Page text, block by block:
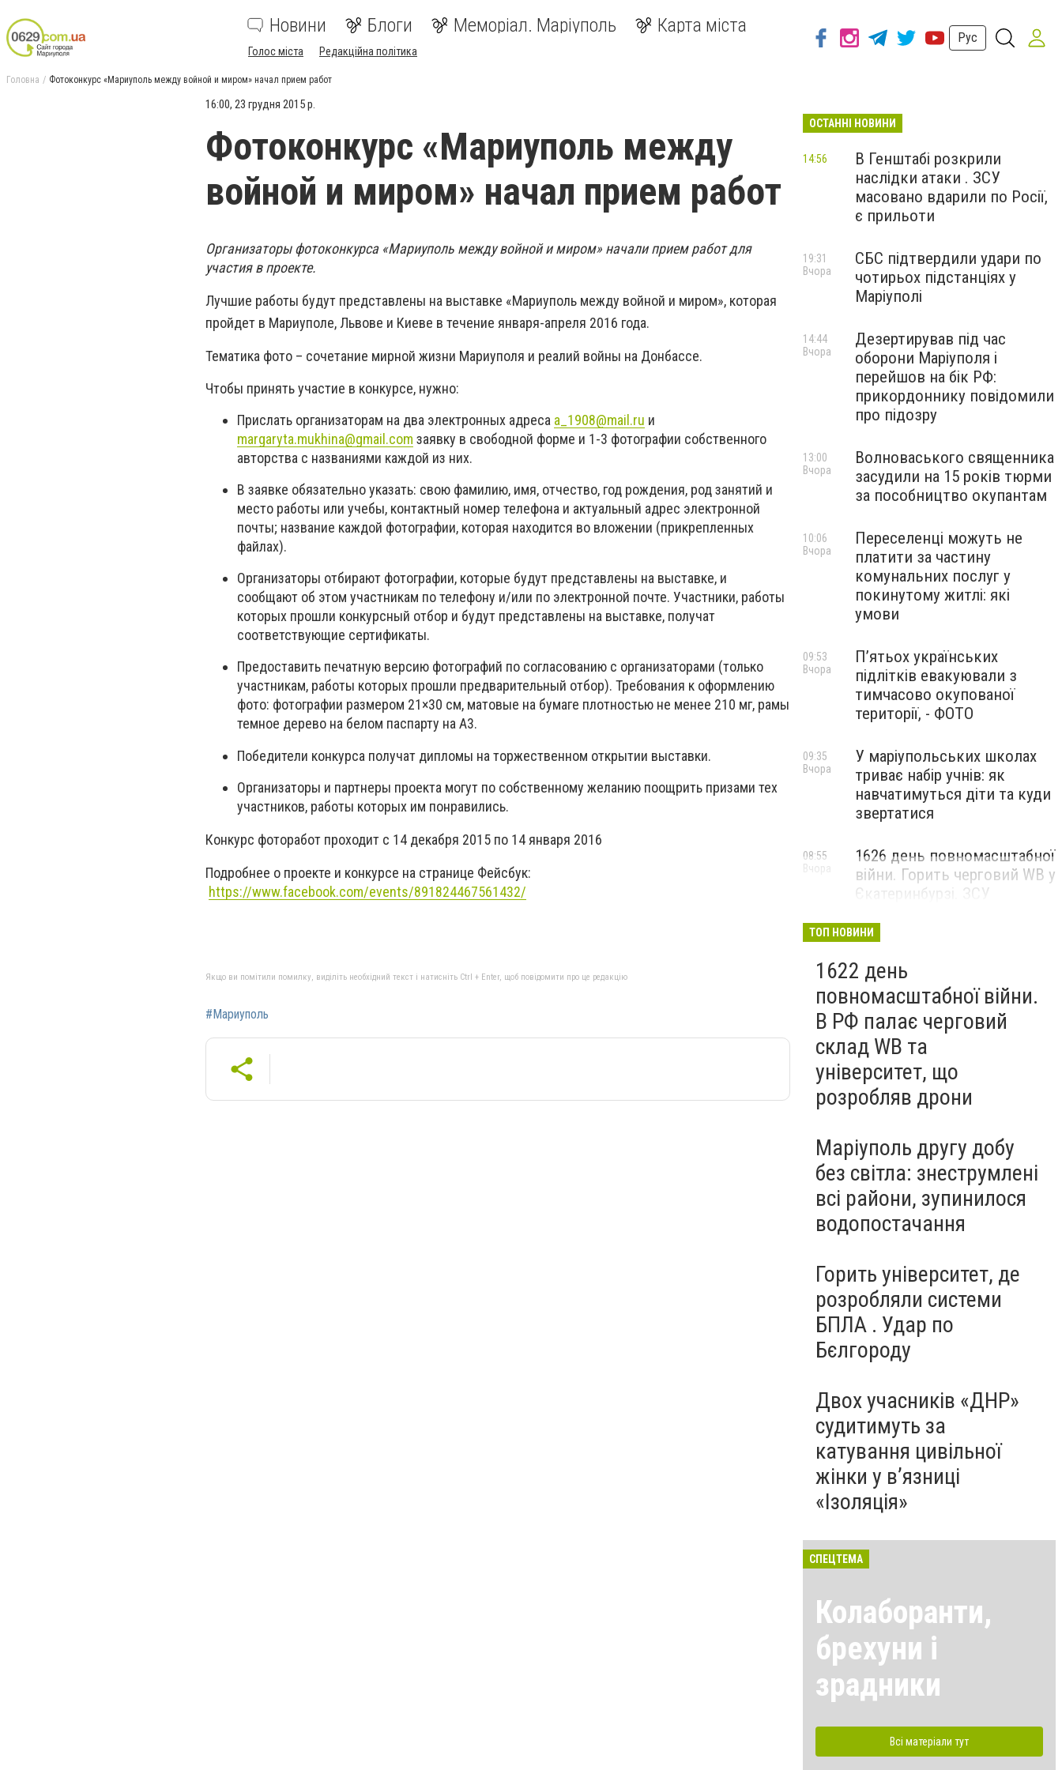
Новини Блоги Меморіал. Маріуполь Карта міста
Голос міста Редакційна політика
Рус
Головна Фотоконкурс «Мариуполь между войной и миром» начал прием работ
16:00, 23 грудня 2015 р.
Фотоконкурс «Мариуполь между
войной и миром» начал прием работ
Организаторы фотоконкурса «Мариуполь между войной и миром» начали прием работ для
участия в проекте.
Лучшие работы будут представлены на выставке «Мариуполь между войной и миром», которая
пройдет в Мариуполе, Львове и Киеве в течение января-апреля 2016 года.
Тематика фото – сочетание мирной жизни Мариуполя и реалий войны на Донбассе.
Чтобы принять участие в конкурсе, нужно:
Прислать организаторам на два электронных адреса a_1908@mail.ru и
margaryta.mukhina@gmail.com заявку в свободной форме и 1-3 фотографии собственного
авторства с названиями каждой из них.
В заявке обязательно указать: свою фамилию, имя, отчество, год рождения, род занятий и
место работы или учебы, контактный номер телефона и актуальный адрес электронной
почты; название каждой фотографии, которая находится во вложении (прикрепленных
файлах).
Организаторы отбирают фотографии, которые будут представлены на выставке, и
сообщают об этом участникам по телефону и/или по электронной почте. Участники, работы
которых прошли конкурсный отбор и будут представлены на выставке, получат
соответствующие сертификаты.
Предоставить печатную версию фотографий по согласованию с организаторами (только
участникам, работы которых прошли предварительный отбор). Требования к оформлению
фото: фотографии размером 21×30 см, матовые на бумаге плотностью не менее 210 мг, рамы
темное дерево на белом паспарту на А3.
Победители конкурса получат дипломы на торжественном открытии выставки.
Организаторы и партнеры проекта могут по собственному желанию поощрить призами тех
участников, работы которых им понравились.
Конкурс фоторабот проходит с 14 декабря 2015 по 14 января 2016
Подробнее о проекте и конкурсе на странице Фейсбук:
https://www.facebook.com/events/891824467561432/
Якщо ви помітили помилку, виділіть необхідний текст і натисніть Ctrl + Enter, щоб повідомити про це редакцію
#Мариуполь
ОСТАННІ НОВИНИ
В Генштабі розкрили
наслідки атаки . ЗСУ
масовано вдарили по Росії,
є прильоти
14:56
СБС підтвердили удари по
чотирьох підстанціях у
Маріуполі
19:31
Вчора
Дезертирував під час
оборони Маріуполя і
перейшов на бік РФ:
прикордоннику повідомили
про підозру
14:44
Вчора
Волноваського священника
засудили на 15 років тюрми
за пособництво окупантам
13:00
Вчора
Переселенці можуть не
платити за частину
комунальних послуг у
покинутому житлі: які
умови
10:06
Вчора
П’ятьох українських
підлітків евакуювали з
тимчасово окупованої
території, - ФОТО
09:53
Вчора
У маріупольських школах
триває набір учнів: як
навчатимуться діти та куди
звертатися
09:35
Вчора
1626 день повномасштабної
війни. Горить черговий WB у
Єкатеринбурзі. ЗСУ
Маріуполі
08:55
Вчора
ТОП НОВИНИ
1622 день
повномасштабної війни.
В РФ палає черговий
склад WB та
університет, що
розробляв дрони
Маріуполь другу добу
без світла: знеструмлені
всі райони, зупинилося
водопостачання
Горить університет, де
розробляли системи
БПЛА . Удар по
Бєлгороду
Двох учасників «ДНР»
судитимуть за
катування цивільної
жінки у в’язниці
«Ізоляція»
СПЕЦТЕМА
Колаборанти,
брехуни і
зрадники
Всі матеріали тут